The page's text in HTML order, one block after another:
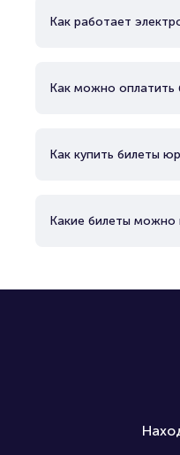
Как работает
Как можно оплатить
Как купить билеты
Какие билеты можно